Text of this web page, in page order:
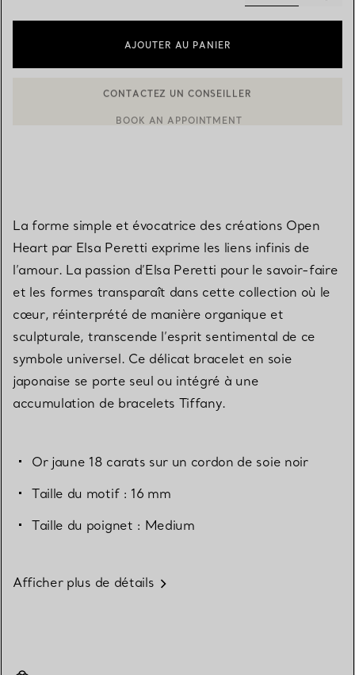
sélectionnés
AJOUTER AU PANIER
La forme simple et évocatrice des créations Open
Heart par Elsa Peretti exprime les liens infinis de
l’amour. La passion d’Elsa Peretti pour le savoir-faire
et les formes transparaît dans cette collection où le
cœur, réinterprété de manière organique et
sculpturale, transcende l’esprit sentimental de ce
symbole universel. Ce délicat bracelet en soie
japonaise se porte seul ou intégré à une
accumulation de bracelets Tiffany.
Or jaune 18 carats sur un cordon de soie noir
Taille du motif : 16 mm
Taille du poignet : Medium
Afficher plus de détails